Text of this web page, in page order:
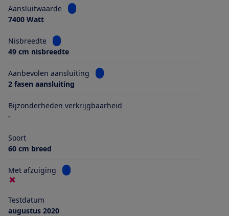
Aansluitwaarde
Bekijk informatie voor Aansluitwaarde
7400 Watt
Nisbreedte
Bekijk informatie voor Nisbreedte
49 cm nisbreedte
Aanbevolen aansluiting
Bekijk informatie voor Aanbevolen
2 fasen aansluiting
Bijzonderheden verkrijgbaarheid
-
Soort
60 cm breed
Met afzuiging Bekijk informatie voor Met afzuiging
Testdatum
augustus 2020